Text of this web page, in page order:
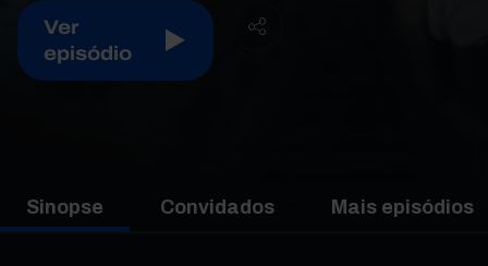
Ver
episódio
Sinopse Convidados Mais episódios